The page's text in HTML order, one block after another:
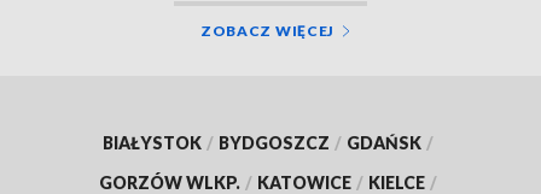
ZOBACZ WIĘCEJ
BIAŁYSTOK / BYDGOSZCZ / GDAŃSK /
GORZÓW WLKP. / KATOWICE / KIELCE /